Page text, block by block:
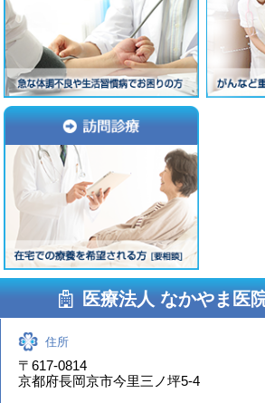
受診の際は必ず事前に電話連絡の上、
従って下さい。
マイナンバーカードの保険証利用
当院は医療情報・システム基盤整備体
詳しくはこちら
令和4年度特定健診のお知らせ
令和4年7月1日から乙訓地区特定健診
ご希望の方は受付または電話にてご予
令和4年度高齢者肺炎球菌予防接種
今年度の高齢者肺炎球菌予防接種対象
ます。
ご希望の方は受付または電話にてご予
医療法人 なかやま医
住所
〒617-0814
京都府長岡京市今里三ノ坪5-4